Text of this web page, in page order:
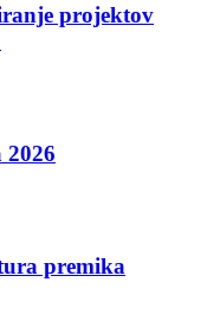
projektov
2026
premika